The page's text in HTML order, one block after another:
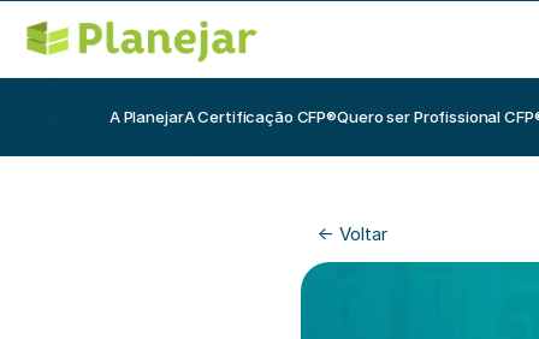
A PlanejarA Certificação CFP®Quero ser Profissional
<- Voltar